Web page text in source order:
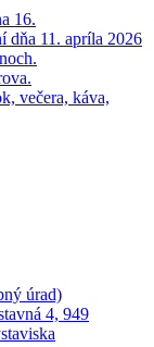
16.
11. apríla 2026
večera, káva,
úrad)
4, 949